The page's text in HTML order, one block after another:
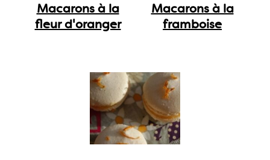
Macarons à la
fleur d'oranger
Macarons à la
framboise